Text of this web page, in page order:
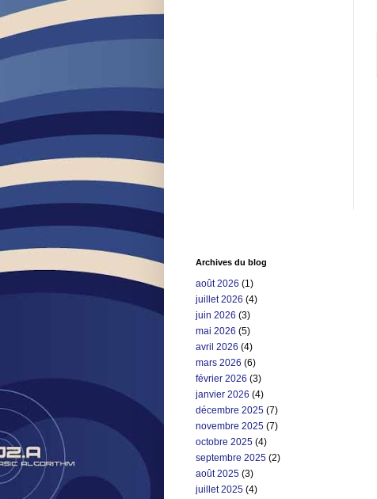
Archives du blog
août 2026 (1)
juillet 2026 (4)
juin 2026 (3)
mai 2026 (5)
avril 2026 (4)
mars 2026 (6)
février 2026 (3)
janvier 2026 (4)
décembre 2025 (7)
novembre 2025 (7)
octobre 2025 (4)
septembre 2025 (2)
août 2025 (3)
juillet 2025 (4)